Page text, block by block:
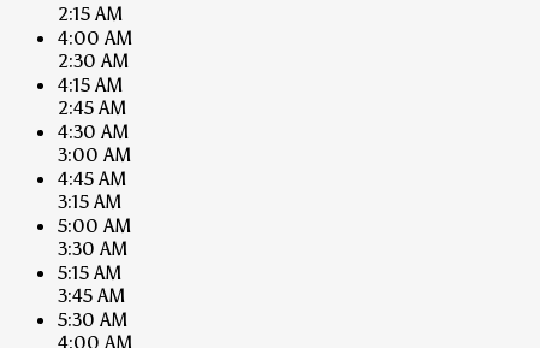
2:15 AM
4:00 AM
2:30 AM
4:15 AM
2:45 AM
4:30 AM
3:00 AM
4:45 AM
3:15 AM
5:00 AM
3:30 AM
5:15 AM
3:45 AM
5:30 AM
4:00 AM